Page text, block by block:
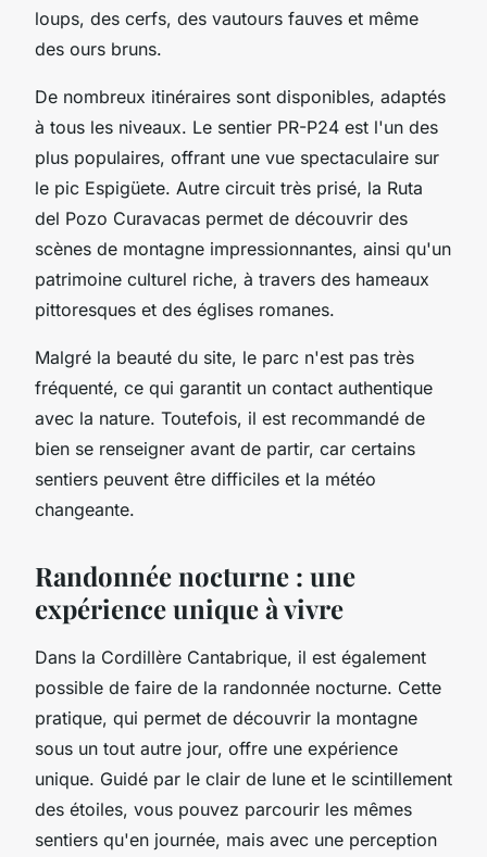
loups, des cerfs, des vautours fauves et même
des ours bruns.
De nombreux itinéraires sont disponibles, adaptés
à tous les niveaux. Le sentier PR-P24 est l'un des
plus populaires, offrant une vue spectaculaire sur
le pic Espigüete. Autre circuit très prisé, la Ruta
del Pozo Curavacas permet de découvrir des
scènes de montagne impressionnantes, ainsi qu'un
patrimoine culturel riche, à travers des hameaux
pittoresques et des églises romanes.
Malgré la beauté du site, le parc n'est pas très
fréquenté, ce qui garantit un contact authentique
avec la nature. Toutefois, il est recommandé de
bien se renseigner avant de partir, car certains
sentiers peuvent être difficiles et la météo
changeante.
Randonnée nocturne : une
expérience unique à vivre
Dans la Cordillère Cantabrique, il est également
possible de faire de la randonnée nocturne. Cette
pratique, qui permet de découvrir la montagne
sous un tout autre jour, offre une expérience
unique. Guidé par le clair de lune et le scintillement
des étoiles, vous pouvez parcourir les mêmes
sentiers qu'en journée, mais avec une perception